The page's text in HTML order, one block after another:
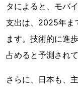
タによると、モバ
支出は、2025年ま
ます。技術的に進
占めると予測されて
さらに、日本も、